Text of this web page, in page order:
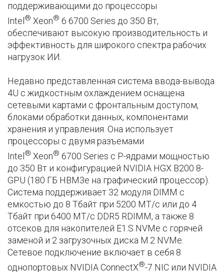
поддерживающими до процессоры
Intel ® Xeon® 6 6700 Series до 350 Вт,
обеспечивают высокую производительность и
эффективность для широкого спектра рабочих
нагрузок ИИ.
Недавно представленная система ввода-вывода
4U с жидкостным охлаждением оснащена
сетевыми картами с фронтальным доступом,
блоками обработки данных, компонентами
хранения и управления. Она использует
процессоры с двумя разъемами
Intel ® Xeon® 6700 Series с P-ядрами мощностью
до 350 Вт и конфигурацией NVIDIA HGX B200 8-
GPU (180 ГБ HBM3e на графический процессор).
Система поддерживает 32 модуля DIMM с
емкостью до 8 Тбайт при 5200 МТ/с или до 4
Тбайт при 6400 МТ/с DDR5 RDIMM, а также 8
отсеков для накопителей E1.S NVMe с горячей
заменой и 2 загрузочных диска M.2 NVMe.
Сетевое подключение включает в себя 8
однопортовых NVIDIA ConnectX®-7 NIC или NVIDIA